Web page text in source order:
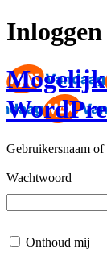
Inloggen
Gebruikersnaam of
Wachtwoord
Onthoud mij